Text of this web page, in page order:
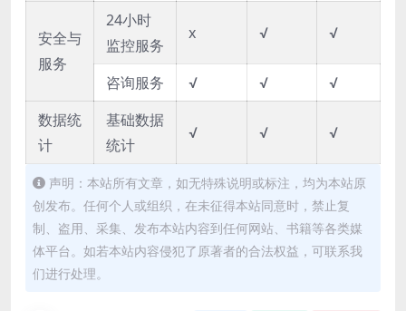
安全与
服务
24小时
监控服务
x √ √
咨询服务 √ √
√
数据统
计
基础数据
统计
√ √ √
声明：本站所有文章，如无特殊说明或标注，均为本站原
创发布。任何个人或组织，在未征得本站同意时，禁止复
制、盗用、采集、发布本站内容到任何网站、书籍等各类媒
体平台。如若本站内容侵犯了原著者的合法权益，可联系我
们进行处理。